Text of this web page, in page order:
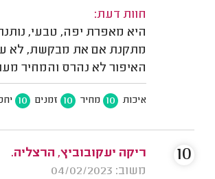
חוות דעת:
היא מאפרת יפה, טבעי,
מתקנת אם את מבקשת, לא
האיפור לא נהרס והמחיר
איכות 10 מחיר 10 זמנים 10
ריקה יעקובוביץ, הרצליה.
משוב: 04/02/2023
10